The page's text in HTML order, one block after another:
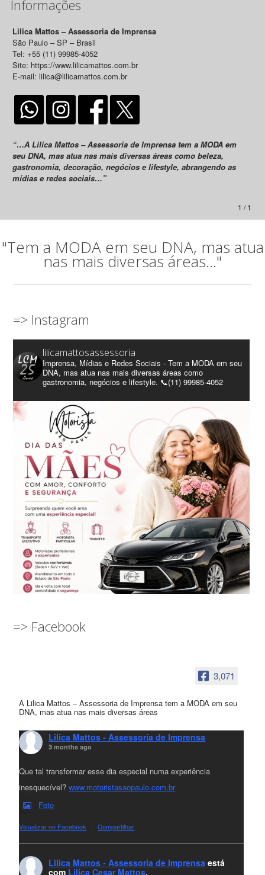
Informações
Lilica Mattos – Assessoria de Imprensa
São Paulo – SP – Brasil
Tel: +55 (11) 99985-4052
Site: https://www.lilicamattos.com.br
E-mail: lilica@lilicamattos.com.br
“…A Lilica Mattos – Assessoria de Imprensa tem a MODA em
seu DNA, mas atua nas mais diversas áreas como beleza,
gastronomia, decoração, negócios e lifestyle, abrangendo as
mídias e redes sociais…”
1 / 1
"Tem a MODA em seu DNA, mas atua
nas mais diversas áreas..."
=> Instagram
lilicamattosassessoria
Imprensa, Mídias e Redes Sociais - Tem a MODA em seu
DNA, mas atua nas mais diversas áreas como
gastronomia, negócios e lifestyle. 📞(11) 99985-4052
=> Facebook
3,071
A Lilica Mattos – Assessoria de Imprensa tem a MODA em seu
DNA, mas atua nas mais diversas áreas
Lilica Mattos - Assessoria de Imprensa
3 months ago
Que tal transformar esse dia especial numa experiência
inesquecível?www.motoristasaopaulo.com.br
Foto
Visualizar no Facebook · Compartilhar
Lilica Mattos - Assessoria de Imprensa está
com Lilica Cesar Mattos.